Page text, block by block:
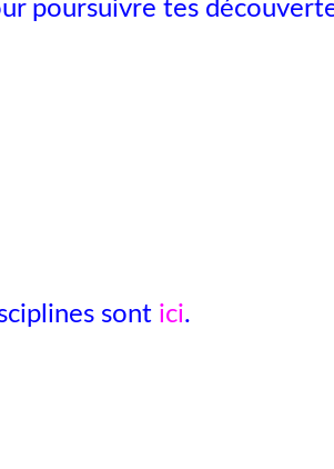
poursuivre tes
sont ici.